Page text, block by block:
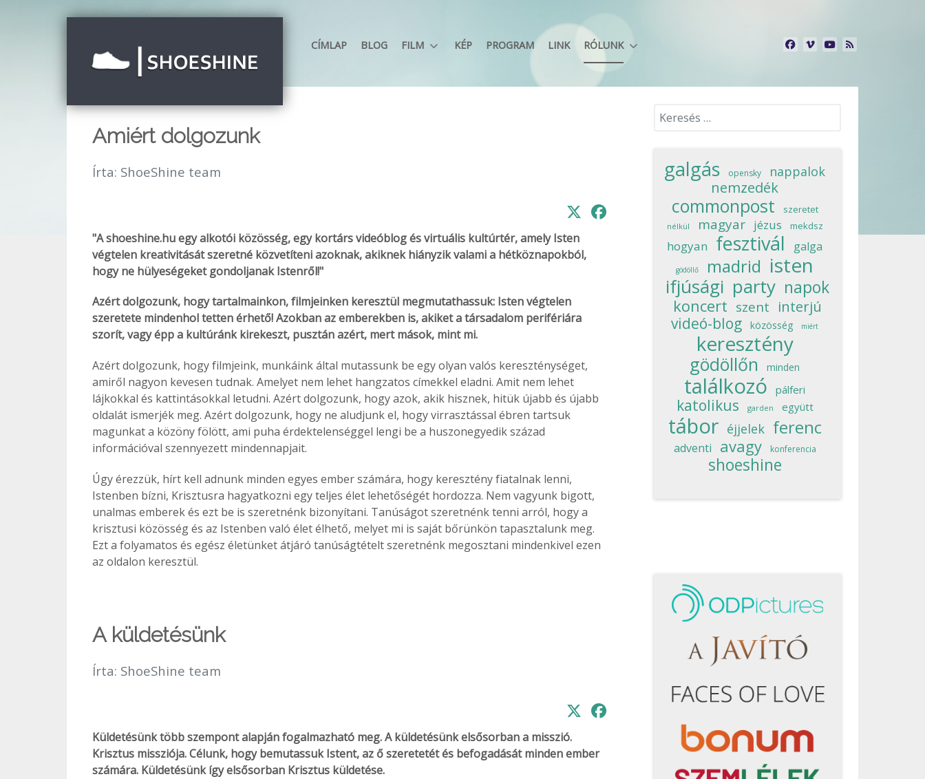
CÍMLAP BLOG FILM KÉP PROGRAM LINK RÓLUNK
Amiért dolgozunk
Írta: ShoeShine team
"A shoeshine.hu egy alkotói közösség, egy kortárs videóblog és virtuális kultúrtér, amely Isten
végtelen kreativitását szeretné közvetíteni azoknak, akiknek hiányzik valami a hétköznapokból,
hogy ne hülyeségeket gondoljanak Istenről!"
Azért dolgozunk, hogy tartalmainkon, filmjeinken keresztül megmutathassuk: Isten végtelen
szeretete mindenhol tetten érhető! Azokban az emberekben is, akiket a társadalom perifériára
szorít, vagy épp a kultúránk kirekeszt, pusztán azért, mert mások, mint mi.
Azért dolgozunk, hogy filmjeink, munkáink által mutassunk be egy olyan valós kereszténységet,
amiről nagyon kevesen tudnak. Amelyet nem lehet hangzatos címekkel eladni. Amit nem lehet
lájkokkal és kattintásokkal letudni. Azért dolgozunk, hogy azok, akik hisznek, hitük újabb és újabb
oldalát ismerjék meg. Azért dolgozunk, hogy ne aludjunk el, hogy virrasztással ébren tartsuk
magunkat a közöny fölött, ami puha érdektelenséggel lengi be a huszonegyedik század
információval szennyezett mindennapjait.
Úgy érezzük, hírt kell adnunk minden egyes ember számára, hogy keresztény fiatalnak lenni,
Istenben bízni, Krisztusra hagyatkozni egy teljes élet lehetőségét hordozza. Nem vagyunk bigott,
unalmas emberek és ezt be is szeretnénk bizonyítani. Tanúságot szeretnénk tenni arról, hogy a
krisztusi közösség és az Istenben való élet élhető, melyet mi is saját bőrünkön tapasztalunk meg.
Ezt a folyamatos és egész életünket átjáró tanúságtételt szeretnénk megosztani mindenkivel ezen
az oldalon keresztül.
A küldetésünk
Írta: ShoeShine team
Küldetésünk több szempont alapján fogalmazható meg. A küldetésünk elsősorban a misszió.
Krisztus missziója. Célunk, hogy bemutassuk Istent, az ő szeretetét és befogadását minden ember
számára. Küldetésünk így elsősorban Krisztus küldetése.
Keresés...
galgás opensky nappalok
nemzedék
commonpost szeretet
nélkül magyar jézus mekdsz
hogyan fesztivál galga
gödöllő madrid isten
ifjúsági party napok
koncert szent interjú
videó-blog közösség miért
keresztény
gödöllőn minden
találkozó pálferi
katolikus garden együtt
tábor éjjelek ferenc
adventi avagy konferencia
shoeshine